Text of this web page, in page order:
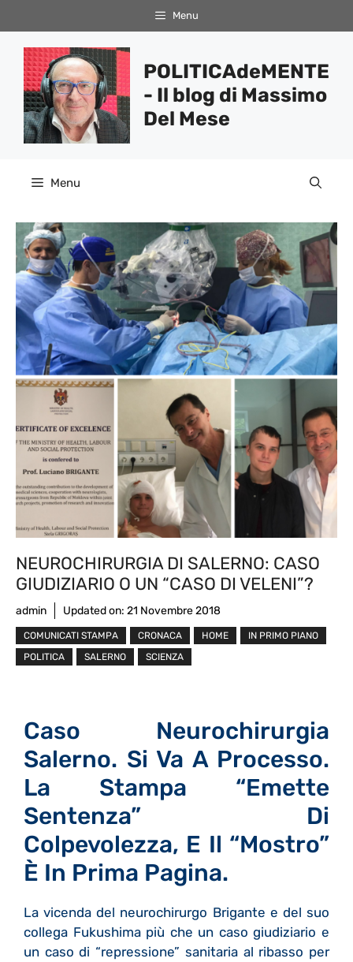
al
contenuto
Menu
POLITICAdeMENTE
- Il blog di Massimo
Del Mese
Menu
NEUROCHIRURGIA DI SALERNO: CASO
GIUDIZIARIO O UN “CASO DI VELENI”?
admin Updated on: 21 Novembre 2018
COMUNICATI STAMPA CRONACA HOME
IN PRIMO PIANO
POLITICA
SALERNO SCIENZA
Caso Neurochirurgia
Salerno. Si Va A Processo.
La Stampa “emette
Sentenza” Di
Colpevolezza, E Il “mostro”
È In Prima Pagina.
La vicenda del neurochirurgo Brigante e del suo
collega Fukushima più che un caso giudiziario e
un caso di “repressione” sanitaria al ribasso per